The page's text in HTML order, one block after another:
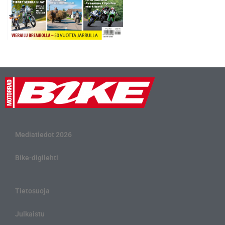
Mediatiedot 2026
Bike-digilehti
Tietosuoja
Julkaistu